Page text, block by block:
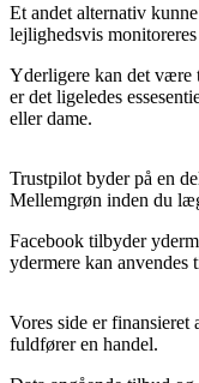
Et andet alternativ
lejlighedsvis
Yderligere kan det være
er det ligeledes
eller dame.
Trustpilot byder på en
Mellemgrøn inden du
Facebook tilbyder
ydermere kan anvendes
Vores side er
fuldfører en handel.